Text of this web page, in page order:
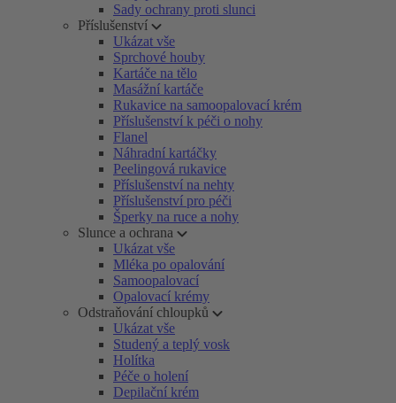
Sady ochrany proti slunci
Příslušenství
Ukázat vše
Sprchové houby
Kartáče na tělo
Masážní kartáče
Rukavice na samoopalovací krém
Příslušenství k péči o nohy
Flanel
Náhradní kartáčky
Peelingová rukavice
Příslušenství na nehty
Příslušenství pro péči
Šperky na ruce a nohy
Slunce a ochrana
Ukázat vše
Mléka po opalování
Samoopalovací
Opalovací krémy
Odstraňování chloupků
Ukázat vše
Studený a teplý vosk
Holítka
Péče o holení
Depilační krém